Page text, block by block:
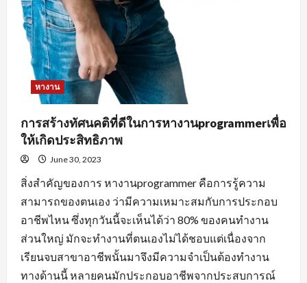
หางาน
การสร้างทัศนคติที่ดีในการหางานprogrammerเพื่อ
ให้เกิดประสิทธิภาพ
June 30, 2023
สิ่งสำคัญของการ หางานprogrammer คือการรู้ความ
สามารถของตนเอง ว่ามีความเหมาะสมกับการประกอบ
อาชีพไหน ซึ่งทุกวันนี้จะเห็นได้ว่า 80% ของคนทำงาน
ส่วนใหญ่ มักจะทำงานที่ตนเองไม่ได้ชอบแต่เนื่องจาก
เรียนจบสาขาอาชีพนั้นมาจึงมีความจำเป็นต้องทำงาน
ทางด้านนี้ หลายคนมักประกอบอาชีพจากประสบการณ์